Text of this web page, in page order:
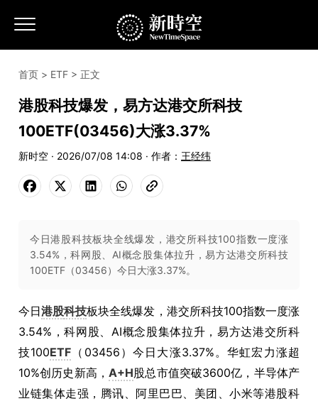
首页 > ETF > 正文
港股科技爆发，易方达港交所科技
100ETF(03456)大涨3.37%
新时空 · 2026/07/08 14:08 · 作者： 王经纬
今日港股科技板块全线爆发，港交所科技100指数一度涨
3.54%，科网股、AI概念股集体拉升，易方达港交所科技
100ETF（03456）今日大涨3.37%。
今日港股科技板块全线爆发，港交所科技100指数一度涨
3.54%，科网股、AI概念股集体拉升，易方达港交所科
技100ETF （03456）今日大涨3.37%。华虹宏力涨超
10%创历史新高，A+H股总市值突破3600亿，半导体产
业链集体走强，腾讯、阿里巴巴、美团、小米等港股科